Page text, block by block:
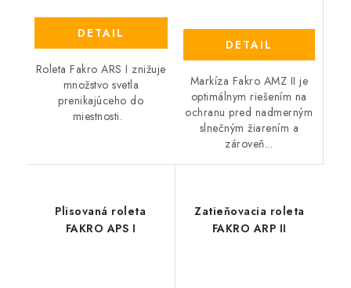
DETAIL
Roleta Fakro ARS I znižuje
množstvo svetla
prenikajúceho do
miestnosti.
DETAIL
Markíza Fakro AMZ II je
optimálnym riešením na
ochranu pred nadmerným
slnečným žiarením a
zároveň...
Plisovaná roleta
FAKRO APS I
Zatieňovacia roleta
FAKRO ARP II